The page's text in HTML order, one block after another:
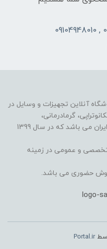
آنلاین تجهیزات و وسایل در
گرمادرمانی،
الکتروتراپی، هندتراپی و کاردرمانی در ایران می باشد که در سال 1399
تخصصی و عمومی در زمینه
حضوری می باشد.
Portal.ir